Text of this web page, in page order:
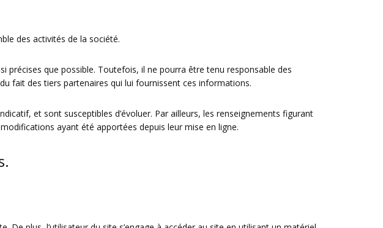
des activités de la société.
précises que possible. Toutefois, il ne pourra être tenu responsable des
fait des tiers partenaires qui lui fournissent ces informations.
et sont susceptibles d’évoluer. Par ailleurs, les renseignements figurant
ayant été apportées depuis leur mise en ligne.